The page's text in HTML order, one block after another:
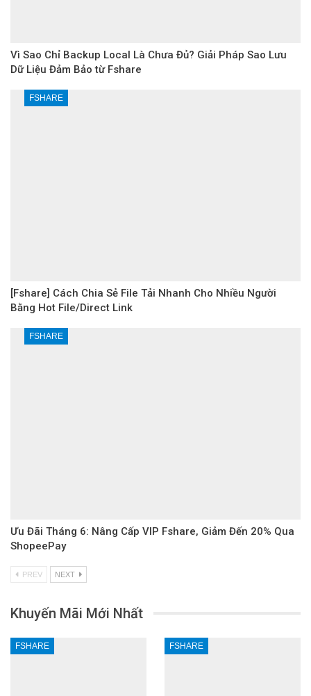
Vì Sao Chỉ Backup Local Là Chưa Đủ? Giải Pháp Sao Lưu
Dữ Liệu Đảm Bảo từ Fshare
FSHARE
[Fshare] Cách Chia Sẻ File Tải Nhanh Cho Nhiều Người
Bằng Hot File/Direct Link
FSHARE
Ưu Đãi Tháng 6: Nâng Cấp VIP Fshare, Giảm Đến 20% Qua
ShopeePay
PREV NEXT
Khuyến Mãi Mới Nhất
FSHARE FSHARE